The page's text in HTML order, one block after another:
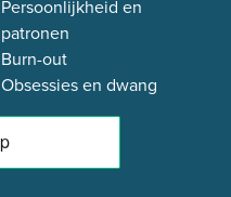
Persoonlijkheid en
patronen
Burn-out
Obsessies en dwang